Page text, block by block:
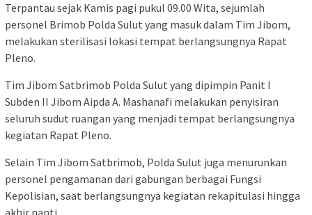
Terpantau sejak Kamis pagi pukul 09.00 Wita, sejumlah
personel Brimob Polda Sulut yang masuk dalam Tim Jibom,
melakukan sterilisasi lokasi tempat berlangsungnya Rapat
Pleno.
Tim Jibom Satbrimob Polda Sulut yang dipimpin Panit I
Subden II Jibom Aipda A. Mashanafi melakukan penyisiran
seluruh sudut ruangan yang menjadi tempat berlangsungnya
kegiatan Rapat Pleno.
Selain Tim Jibom Satbrimob, Polda Sulut juga menurunkan
personel pengamanan dari gabungan berbagai Fungsi
Kepolisian, saat berlangsungnya kegiatan rekapitulasi hingga